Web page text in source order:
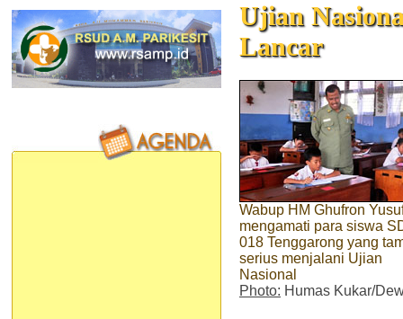
Ujian
Lancar
Wabup HM Ghufron
mengamati para siswa
018 Tenggarong yang
serius menjalani Ujian
Nasional
Photo: Humas Kukar/